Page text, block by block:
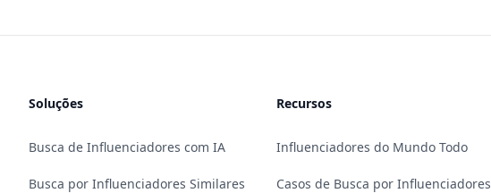
Soluções
Busca de Influenciadores com IA
Busca por Influenciadores Similares
Recursos
Influenciadores do Mundo Todo
Casos de Busca por Influenciadores